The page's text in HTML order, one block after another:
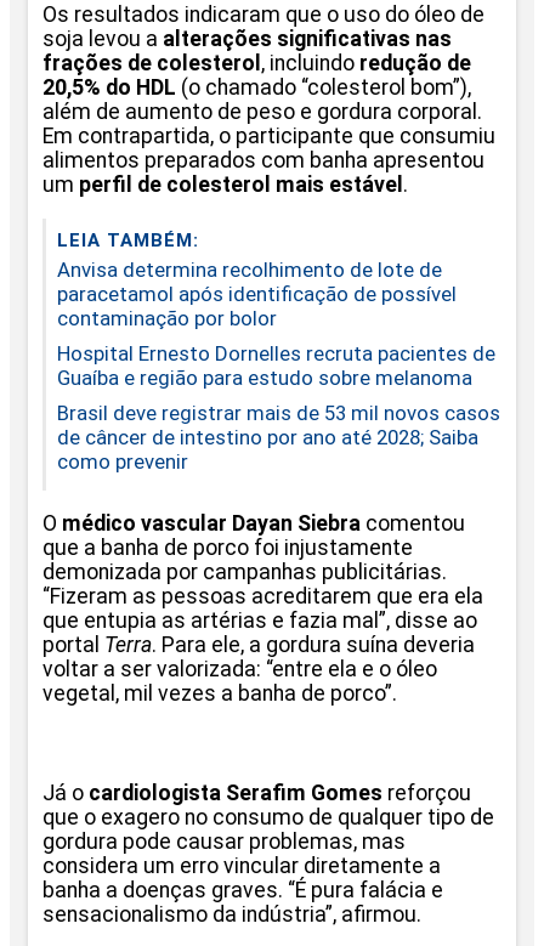
Os resultados indicaram que o uso do óleo de
soja levou a alterações significativas nas
frações de colesterol , incluindo redução de
20,5% do HDL (o chamado “colesterol bom”),
além de aumento de peso e gordura corporal.
Em contrapartida, o participante que consumiu
alimentos preparados com banha apresentou
um perfil de colesterol mais estável .
LEIA TAMBÉM:
Anvisa determina recolhimento de lote de
paracetamol após identificação de possível
contaminação por bolor
Hospital Ernesto Dornelles recruta pacientes de
Guaíba e região para estudo sobre melanoma
Brasil deve registrar mais de 53 mil novos casos
de câncer de intestino por ano até 2028; Saiba
como prevenir
O médico vascular Dayan Siebra comentou
que a banha de porco foi injustamente
demonizada por campanhas publicitárias.
“Fizeram as pessoas acreditarem que era ela
que entupia as artérias e fazia mal”, disse ao
portal Terra. Para ele, a gordura suína deveria
voltar a ser valorizada: “entre ela e o óleo
vegetal, mil vezes a banha de porco”.
Já o cardiologista Serafim Gomes reforçou
que o exagero no consumo de qualquer tipo de
gordura pode causar problemas, mas
considera um erro vincular diretamente a
banha a doenças graves. “É pura falácia e
sensacionalismo da indústria”, afirmou.